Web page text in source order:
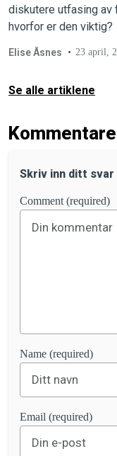
diskutere utfasing av
hvorfor er den viktig?
Elise Åsnes 23 april,
Se alle artiklene
Skriv inn ditt svar
Comment (required)
Name (required)
Email (required)